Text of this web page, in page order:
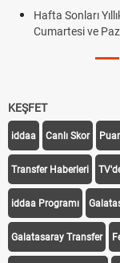
Hafta Sonları
Cumartesi ve
KEŞFET
iddaa Canlı Skor
Transfer Haberleri
iddaa Programı
Galatasaray Transfer